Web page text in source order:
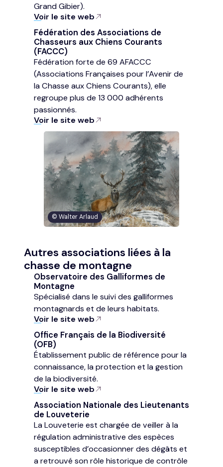
Grand Gibier).
Voir le site web
Fédération des Associations de
Chasseurs aux Chiens Courants
(FACCC)
Fédération forte de 69 AFACCC
(Associations Françaises pour l’Avenir de
la Chasse aux Chiens Courants), elle
regroupe plus de 13 000 adhérents
passionnés.
Voir le site web
© Walter Arlaud
Autres associations liées à la
chasse de montagne
Observatoire des Galliformes de
Montagne
Spécialisé dans le suivi des galliformes
montagnards et de leurs habitats.
Voir le site web
Office Français de la Biodiversité
(OFB)
Établissement public de référence pour la
connaissance, la protection et la gestion
de la biodiversité.
Voir le site web
Association Nationale des Lieutenants
de Louveterie
La Louveterie est chargée de veiller à la
régulation administrative des espèces
susceptibles d’occasionner des dégâts et
a retrouvé son rôle historique de contrôle